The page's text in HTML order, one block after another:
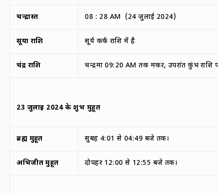
चन्द्रास्त 08 : 28 AM (24 जुलाई 2024)
सूर्या राशि सूर्य कर्क राशि में है
चंद्र राशि चन्द्रमा 09:20 AM तक मकर, उपरांत कुंभ राशि
23 जुलाई 2024 के शुभ मुहूर्त
ब्रह्म मुहूर्त सुबह 4:01 से 04:49 बजे तक।
अभिजीत मुहूर्त दोपहर 12:00 से 12:55 बजे तक।